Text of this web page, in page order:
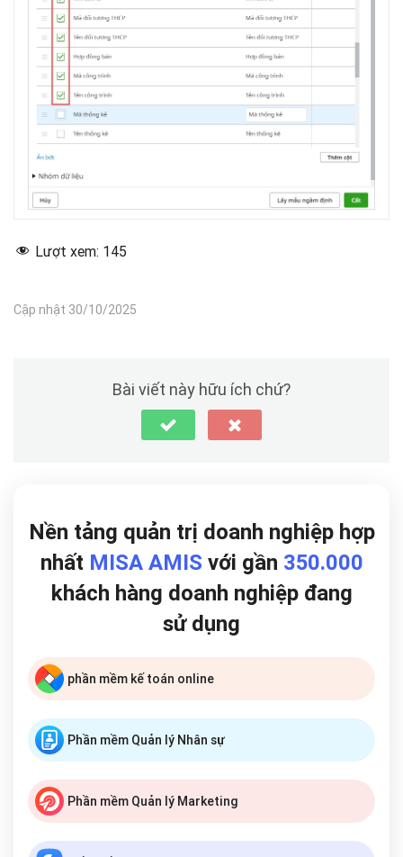
Lượt xem: 145
Cập nhật 30/10/2025
Bài viết này hữu ích chứ?
Nền tảng quản trị doanh nghiệp hợp
nhất MISA AMIS với gần 350.000
khách hàng doanh nghiệp đang
sử dụng
phần mềm kế toán online
Phần mềm Quản lý Nhân sự
Phần mềm Quản lý Marketing